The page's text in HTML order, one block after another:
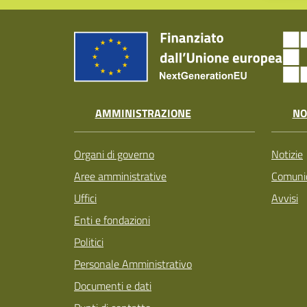
AMMINISTRAZIONE
Organi di governo
Aree amministrative
Uffici
Enti e fondazioni
Politici
Personale Amministrativo
Documenti e dati
Notizie
Avvisi